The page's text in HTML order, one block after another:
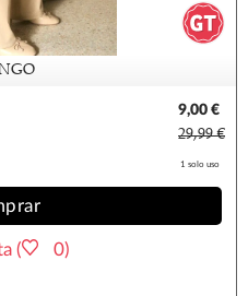
9,00 €
29,99 €
1 solo uso
( 0)